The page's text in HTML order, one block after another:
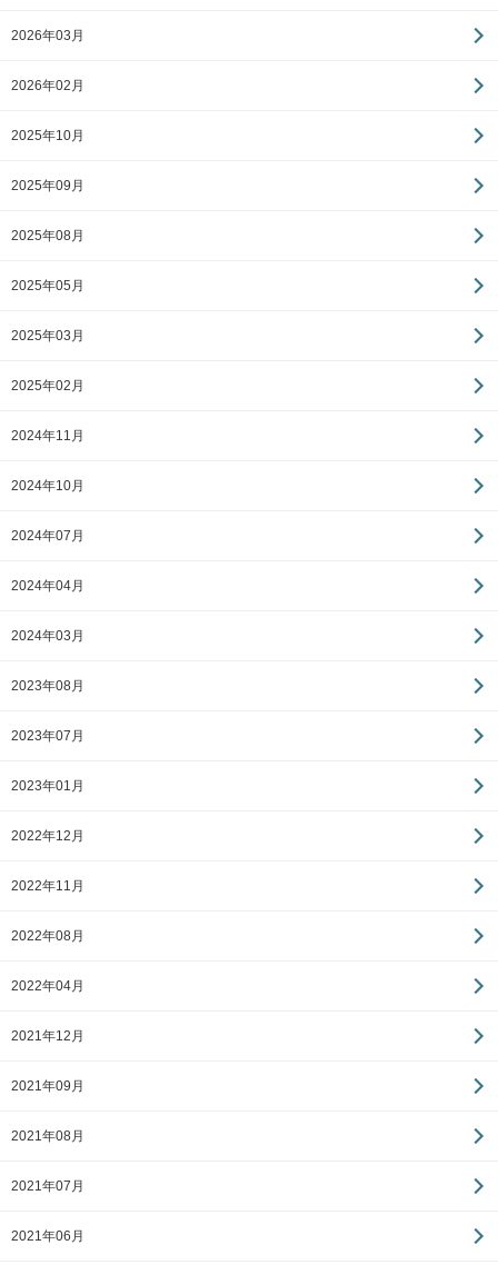
2026年03月
2026年02月
2025年10月
2025年09月
2025年08月
2025年05月
2025年03月
2025年02月
2024年11月
2024年10月
2024年07月
2024年04月
2024年03月
2023年08月
2023年07月
2023年01月
2022年12月
2022年11月
2022年08月
2022年04月
2021年12月
2021年09月
2021年08月
2021年07月
2021年06月